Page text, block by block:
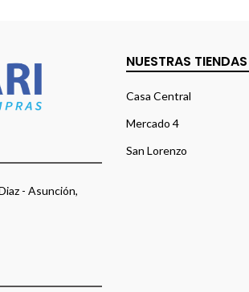
- Asunción,
NUESTRAS TIENDAS
Casa Central
Mercado 4
San Lorenzo